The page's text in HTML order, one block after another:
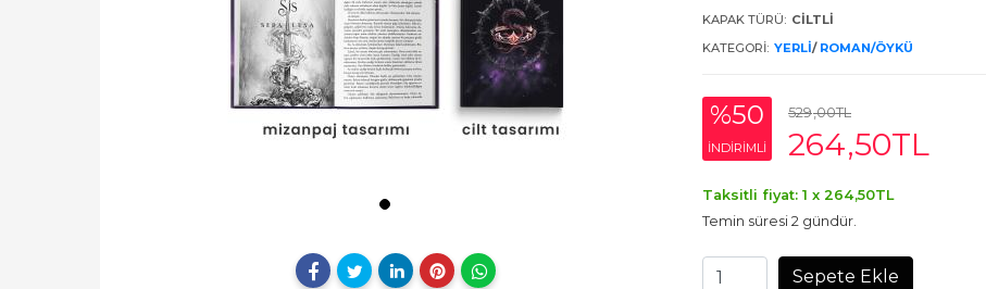
KAPAK TÜRÜ: CİLTLİ
KATEGORI: YERLI/ ROMAN/ÖYKÜ
%50
INDIRIMLI
529,00TL
264,50TL
Taksitli fiyat: 1 x 264,50TL
Temin süresi 2 gündür.
Sepete Ekle